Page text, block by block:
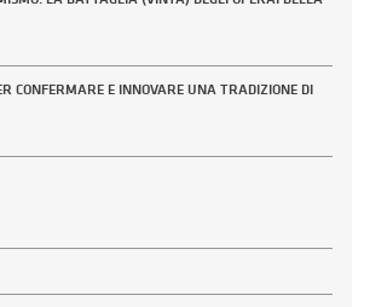
CONFERMARE E INNOVARE UNA TRADIZIONE DI